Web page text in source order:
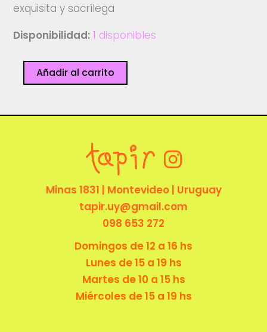
exquisita y sacrílega
Disponibilidad: 1 disponibles
Quemar
las
cantidad
Añadir al carrito
Minas 1831 | Montevideo | Uruguay
tapir.uy@gmail.com
098 653 272
Domingos de 12 a 16 hs
Lunes de 15 a 19 hs
Martes de 10 a 15 hs
Miércoles de 15 a 19 hs